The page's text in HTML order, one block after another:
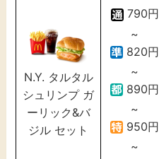
N.Y. タルタル
シュリンプ ガ
ーリック&バ
ジル セット
790円
~
820円
~
890円
~
950円
~